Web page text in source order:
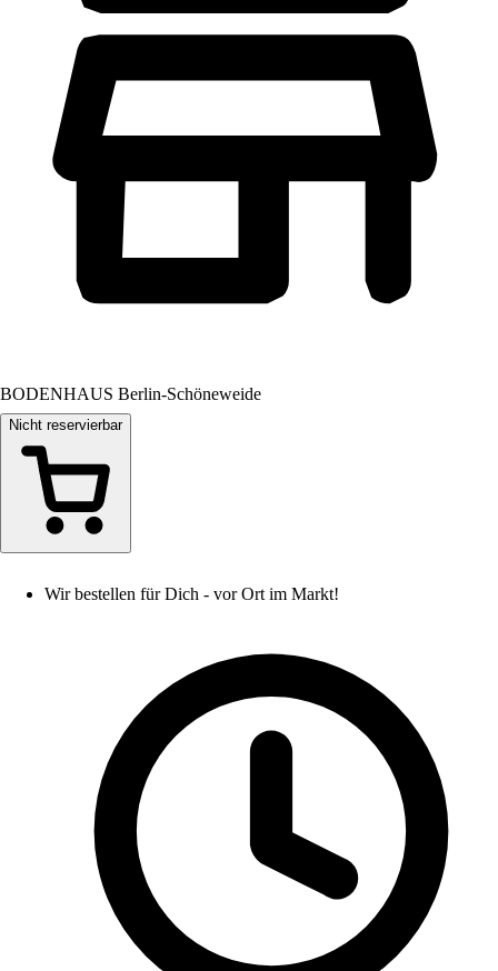
BODENHAUS Berlin-Schöneweide
Nicht reservierbar
Wir bestellen für Dich - vor Ort im Markt!